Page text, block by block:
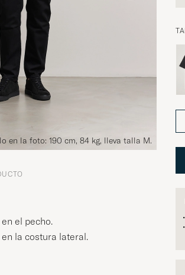
en la foto: 190 cm, 84 kg, lleva talla M.
el pecho.
la costura lateral.